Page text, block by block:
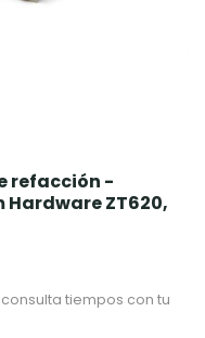
refacción -
ZT620,
tiempos con tu